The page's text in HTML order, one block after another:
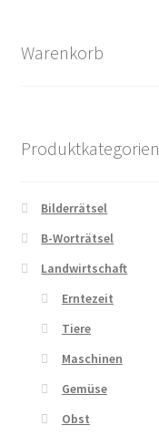
Warenkorb
Produktkategorien
Bilderrätsel
B-Worträtsel
Landwirtschaft
Erntezeit
Tiere
Maschinen
Gemüse
Obst